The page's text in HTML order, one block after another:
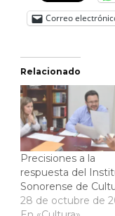
Correo
Relacionado
Precisiones a la
respuesta del
Sonorense de
28 de octubre de